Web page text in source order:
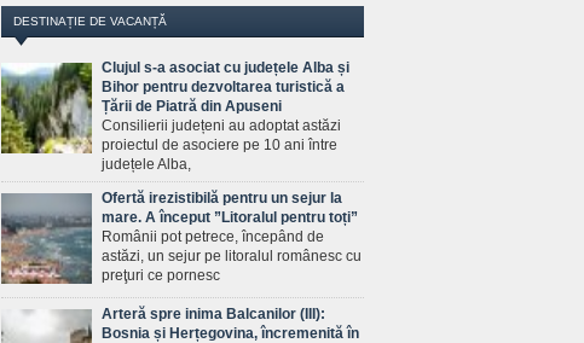
DESTINAȚIE DE VACANȚĂ
Clujul s-a asociat cu județele Alba și
Bihor pentru dezvoltarea turistică a
Țării de Piatră din Apuseni
Consilierii județeni au adoptat astăzi
proiectul de asociere pe 10 ani între
județele Alba,
Ofertă irezistibilă pentru un sejur la
mare. A început ”Litoralul pentru toți”
Românii pot petrece, începând de
astăzi, un sejur pe litoralul românesc cu
preţuri ce pornesc
Arteră spre inima Balcanilor (III):
Bosnia și Herțegovina, încremenită în